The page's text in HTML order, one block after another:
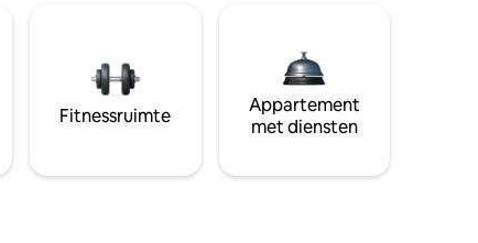
Fitnessruimte
Appartement
met diensten